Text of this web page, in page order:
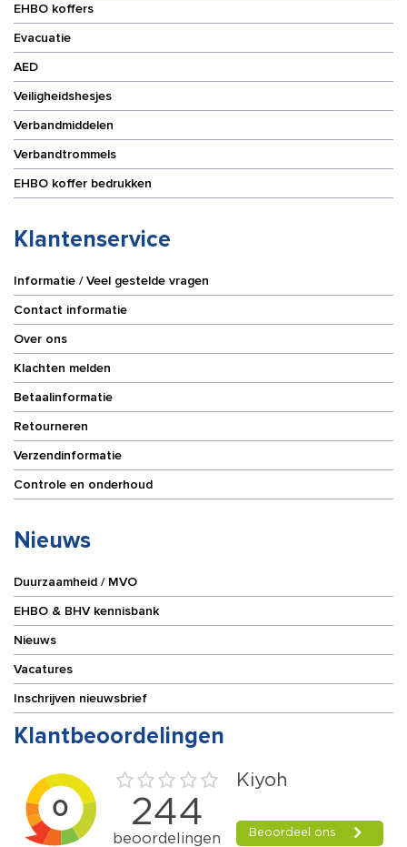
EHBO koffers
Evacuatie
AED
Veiligheidshesjes
Verbandmiddelen
Verbandtrommels
EHBO koffer bedrukken
Klantenservice
Informatie / Veel gestelde vragen
Contact informatie
Over ons
Klachten melden
Betaalinformatie
Retourneren
Verzendinformatie
Controle en onderhoud
Nieuws
Duurzaamheid / MVO
EHBO & BHV kennisbank
Nieuws
Vacatures
Inschrijven nieuwsbrief
Klantbeoordelingen